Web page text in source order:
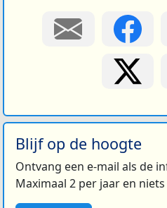
Blijf op de hoogte
Ontvang een e-mail als de
Maximaal 2 per jaar en